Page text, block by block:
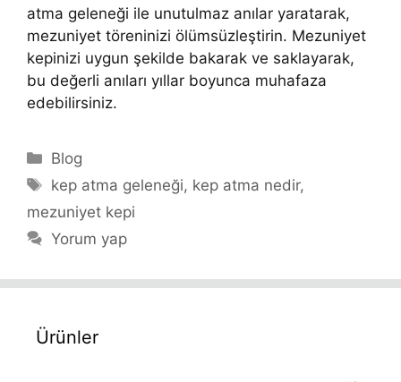
atma geleneği ile unutulmaz anılar yaratarak,
mezuniyet töreninizi ölümsüzleştirin. Mezuniyet
kepinizi uygun şekilde bakarak ve saklayarak,
bu değerli anıları yıllar boyunca muhafaza
edebilirsiniz.
Kategoriler
Blog
Etiketler
kep atma geleneği, kep atma nedir,
mezuniyet kepi
Yorum yap
Ürünler